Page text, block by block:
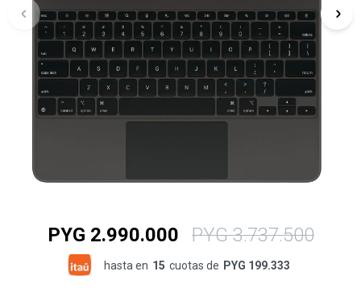
PYG 2.990.000 PYG 3.737.500
hasta en 15 cuotas de PYG 199.333